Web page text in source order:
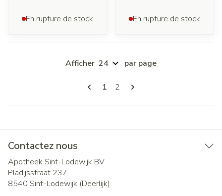
En rupture de stock En rupture de stock
Pages
Vous lisez actuellement la page
1 Page
2
Afficher par page
Contactez nous
Apotheek Sint-Lodewijk BV
Pladijsstraat 237
8540 Sint-Lodewijk (Deerlijk)